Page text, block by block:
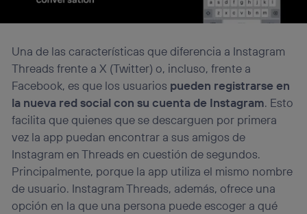
Una de las características que diferencia a Instagram
Threads frente a X (Twitter) o, incluso, frente a
Facebook, es que los usuarios pueden registrarse en
la nueva red social con su cuenta de Instagram. Esto
facilita que quienes que se descarguen por primera
vez la app puedan encontrar a sus amigos de
Instagram en Threads en cuestión de segundos.
Principalmente, porque la app utiliza el mismo nombre
de usuario. Instagram Threads, además, ofrece una
opción en la que una persona puede escoger a qué